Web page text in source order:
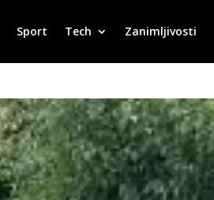
Sport Tech Zanimljivosti